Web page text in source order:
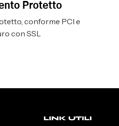
Protetto
conforme PCI e
con SSL
LINK UTILI